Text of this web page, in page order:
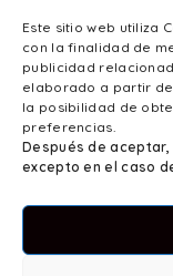
Este sitio web utiliza
con la finalidad de
publicidad
elaborado a partir de
la posibilidad de
preferencias.
Después de
excepto en el caso
Mapa web
Accesibilidad
Política de
Aviso Legal